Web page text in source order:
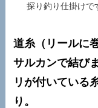
探り釣り仕掛けで
道糸（リールに
サルカンで結び
リが付いている
り。